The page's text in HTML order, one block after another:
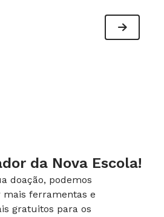
da Nova Escola!
doação, podemos
mais ferramentas e
gratuitos para os